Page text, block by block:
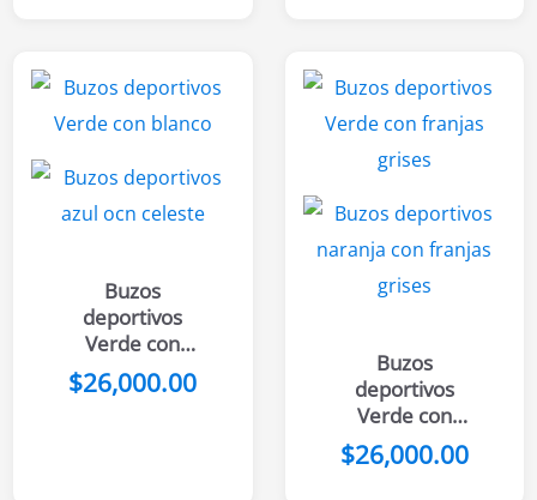
Buzos
deportivos
Verde con
blanco
$26,000.00
Buzos
deportivos
Verde con
franjas grises
$26,000.00